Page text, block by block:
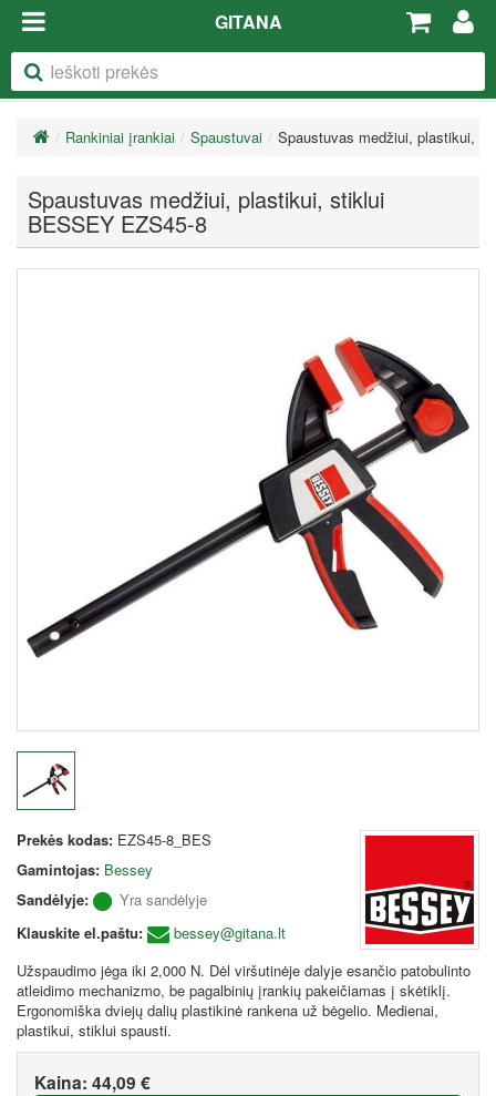
GITANA
Rankiniai įrankiai Spaustuvai Spaustuvas medžiui, plastikui,
Spaustuvas medžiui, plastikui, stiklui
BESSEY EZS45-8
Prekės kodas: EZS45-8_BES
Gamintojas: Bessey
Sandėlyje:
Yra sandėlyje
Klauskite el.paštu:
bessey@gitana.lt
Užspaudimo jėga iki 2,000 N. Dėl viršutinėje dalyje esančio patobulinto
atleidimo mechanizmo, be pagalbinių įrankių pakeičiamas į skėtiklį.
Ergonomiška dviejų dalių plastikinė rankena už bėgelio. Medienai,
plastikui, stiklui spausti.
Kaina: 44,09 €